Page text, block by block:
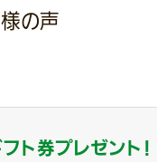
の声
ト券プレゼント！